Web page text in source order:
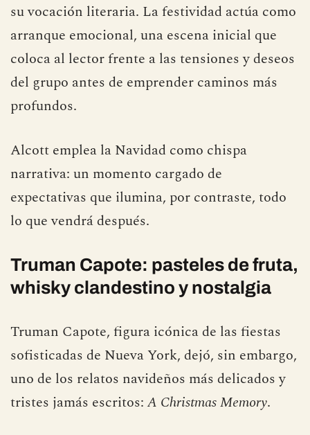
su vocación literaria. La festividad actúa como
arranque emocional, una escena inicial que
coloca al lector frente a las tensiones y deseos
del grupo antes de emprender caminos más
profundos.
Alcott emplea la Navidad como chispa
narrativa: un momento cargado de
expectativas que ilumina, por contraste, todo
lo que vendrá después.
Truman Capote: pasteles de fruta,
whisky clandestino y nostalgia
Truman Capote, figura icónica de las fiestas
sofisticadas de Nueva York, dejó, sin embargo,
uno de los relatos navideños más delicados y
tristes jamás escritos: A Christmas Memory.